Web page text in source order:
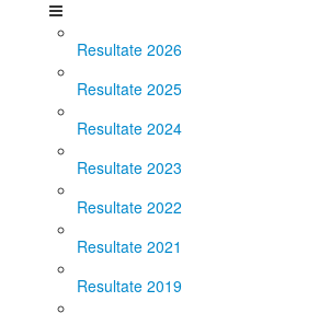
Resultate 2026
Resultate 2025
Resultate 2024
Resultate 2023
Resultate 2022
Resultate 2021
Resultate 2019